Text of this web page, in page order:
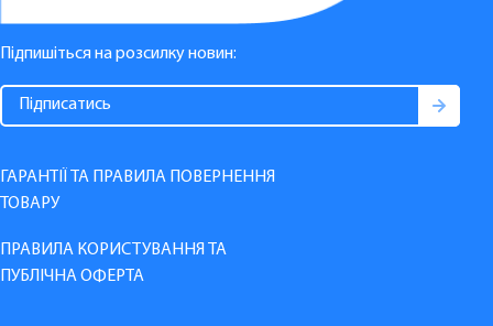
Підпишіться на розсилку новин:
ГАРАНТІЇ ТА ПРАВИЛА ПОВЕРНЕННЯ
ТОВАРУ
ПРАВИЛА КОРИСТУВАННЯ ТА
ПУБЛІЧНА ОФЕРТА